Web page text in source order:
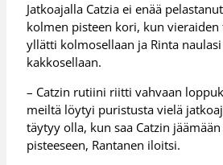
Jatkoajalla Catzia ei enää
kolmen pisteen kori, kun
yllätti kolmosellaan ja Rinta
kakkosellaan.
– Catzin rutiini riitti vahvaan
meiltä löytyi puristusta vielä
täytyy olla, kun saa Catzin
pisteeseen, Rantanen iloitsi.